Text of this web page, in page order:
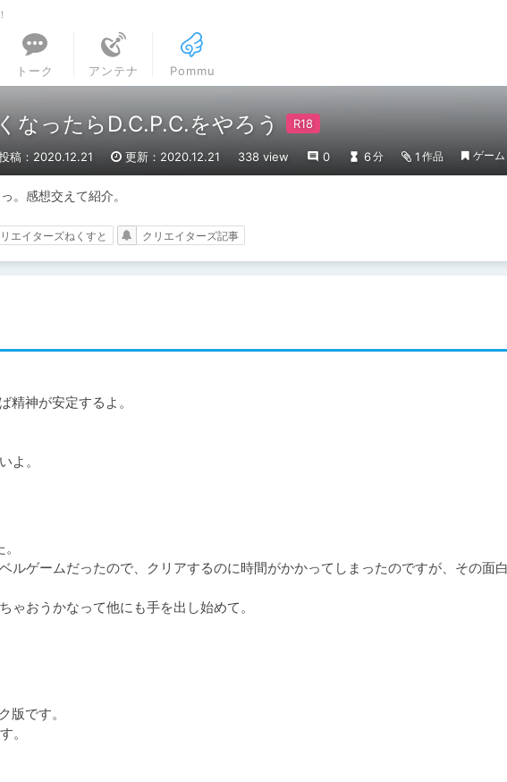
トーク アンテナ Pommu
なったらD.C.P.C.をやろう
稿：2020.12.21 更新：2020.12.21 338 view 0 6分 1 作品 ゲーム
。感想交えて紹介。
エイターズねくすと クリエイターズ記事
精神が安定するよ。
よ。
ルゲームだったので、クリアするのに時間がかかってしまったのですが、その面
ゃおうかなって他にも手を出し始めて。
版です。
。